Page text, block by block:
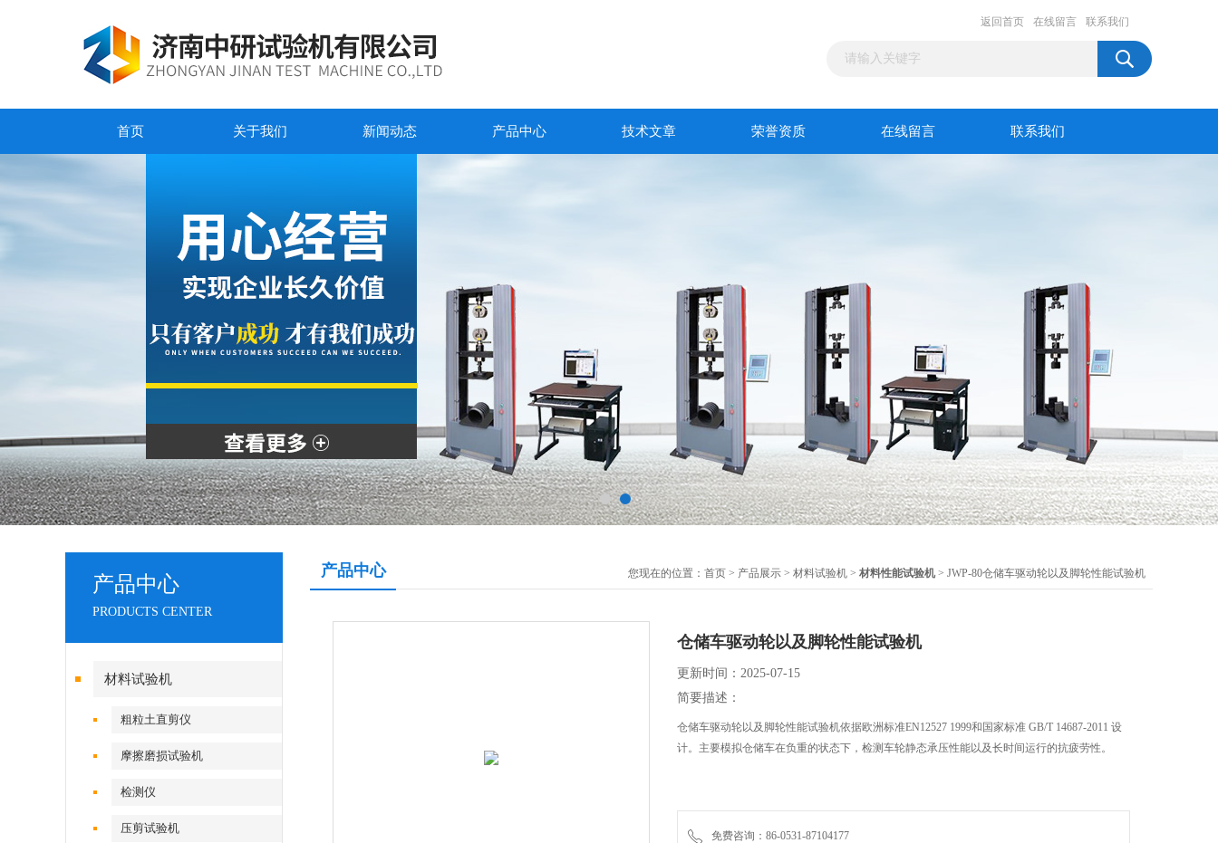
返回首页 在线留言 联系我们
首页 关于我们 新闻动态 产品中心 技术文章 荣誉资质 在线留言 联系我们
产品中心
PRODUCTS CENTER
材料试验机
粗粒土直剪仪
摩擦磨损试验机
检测仪
压剪试验机
产品中心 您现在的位置： 首页 > 产品展示 > 材料试验机 > 材料性能试验机 > JWP-80仓储车驱动轮以及脚轮性能试验机
仓储车驱动轮以及脚轮性能试验机
更新时间：2025-07-15
简要描述：
仓储车驱动轮以及脚轮性能试验机依据欧洲标准EN12527 1999和国家标准 GB/T 14687-2011 设
计。主要模拟仓储车在负重的状态下，检测车轮静态承压性能以及长时间运行的抗疲劳性。
免费咨询：86-0531-87104177